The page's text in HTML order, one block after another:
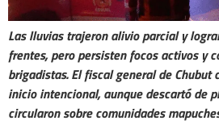
Las lluvias trajeron alivio parcial y
frentes, pero persisten focos activos y
brigadistas. El fiscal general de
inicio intencional, aunque descartó de
circularon sobre comunidades